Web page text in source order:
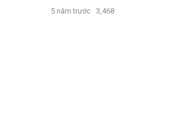
5 năm trước 3,468